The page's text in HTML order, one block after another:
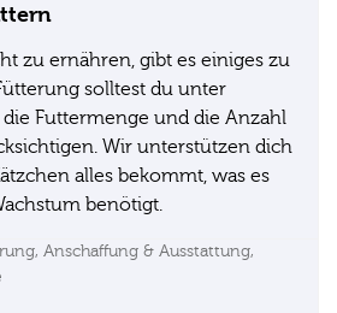
zu ernähren, gibt es einiges zu
solltest du unter
die Futtermenge und die Anzahl
Wir unterstützen dich
alles bekommt, was es
benötigt.
Anschaffung & Ausstattung,